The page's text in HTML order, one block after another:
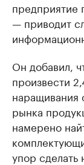
предприятие
— приводит
Он добавил,
произвести
рынка
намерено
упор сделать